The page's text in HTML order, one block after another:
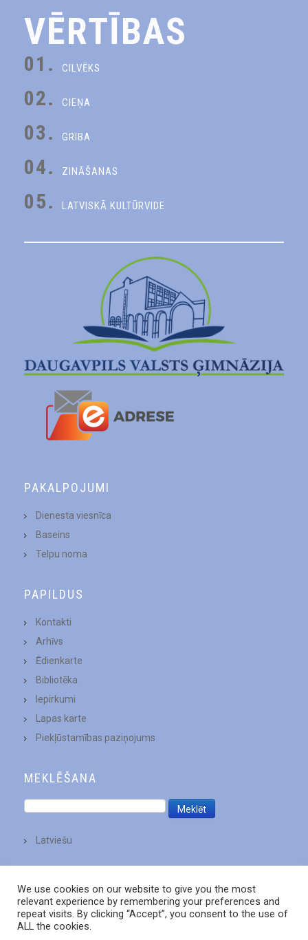
VĒRTĪBAS
01. CILVĒKS
02. CIEŅA
03. GRIBA
04. ZINĀŠANAS
05. LATVISKĀ KULTŪRVIDE
PAKALPOJUMI
Dienesta viesnīca
Baseins
Telpu noma
PAPILDUS
Kontakti
Arhīvs
Ēdienkarte
Bibliotēka
Iepirkumi
Lapas karte
Piekļūstamības paziņojums
MEKLĒŠANA
Latviešu
We use cookies on our website to give you the most
relevant experience by remembering your preferences and
repeat visits. By clicking “Accept”, you consent to the use of
ALL the cookies.